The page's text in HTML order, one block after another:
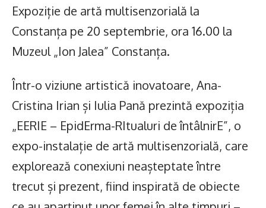
Expoziție de artă multisenzorială la
Constanța pe 20 septembrie, ora 16.00 la
Muzeul „Ion Jalea” Constanța.
Într-o viziune artistică inovatoare, Ana-
Cristina Irian și Iulia Pană prezintă expoziția
„EERIE – EpidErma-RItualuri de întâlnirE”, o
expo-instalație de artă multisenzorială, care
explorează conexiuni neașteptate între
trecut și prezent, fiind inspirată de obiecte